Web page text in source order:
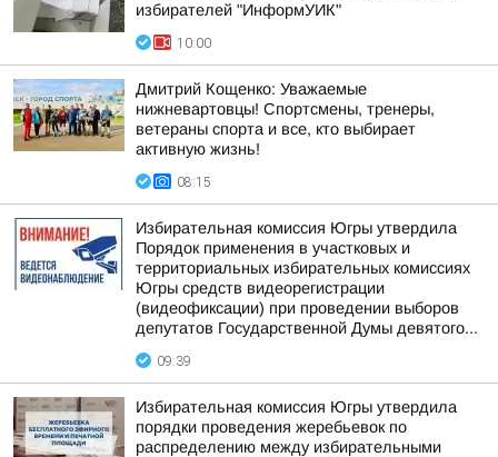
избирателей "ИнформУИК"
10:00
Дмитрий Кощенко: Уважаемые
нижневартовцы! Спортсмены, тренеры,
ветераны спорта и все, кто выбирает
активную жизнь!
08:15
Избирательная комиссия Югры утвердила
Порядок применения в участковых и
территориальных избирательных комиссиях
Югры средств видеорегистрации
(видеофиксации) при проведении выборов
депутатов Государственной Думы девятого...
09:39
Избирательная комиссия Югры утвердила
порядки проведения жеребьевок по
распределению между избирательными